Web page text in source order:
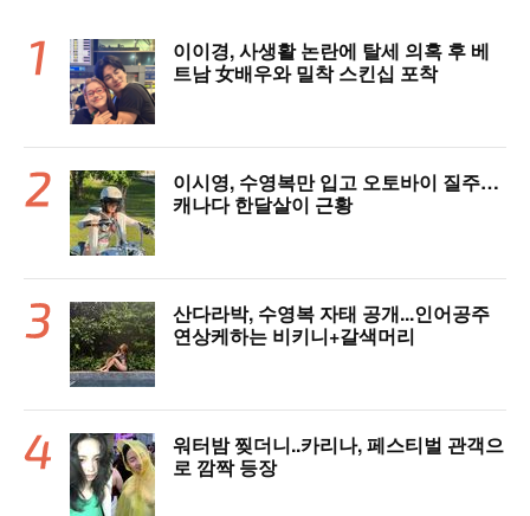
이이경, 사생활 논란에 탈세 의혹 후 베
트남 女배우와 밀착 스킨십 포착
이시영, 수영복만 입고 오토바이 질주…
캐나다 한달살이 근황
산다라박, 수영복 자태 공개...인어공주
연상케하는 비키니+갈색머리
워터밤 찢더니..카리나, 페스티벌 관객으
로 깜짝 등장